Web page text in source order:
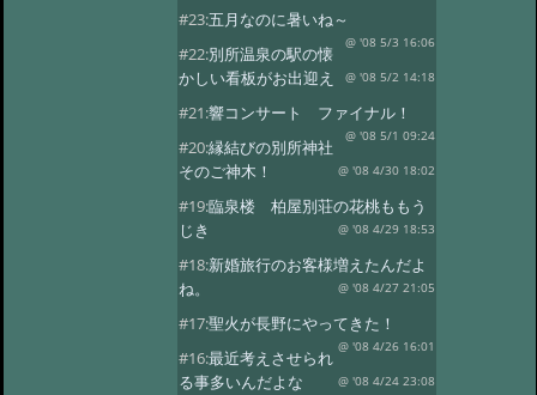
#23:五月なのに暑いね～
@ '08 5/3 16:06
#22:別所温泉の駅の懐
かしい看板がお出迎え
@ '08 5/2 14:18
#21:響コンサート ファイナル！
@ '08 5/1 09:24
#20:縁結びの別所神社
そのご神木！
@ '08 4/30 18:02
#19:臨泉楼 柏屋別荘の花桃ももう
じき
@ '08 4/29 18:53
#18:新婚旅行のお客様増えたんだよ
ね。
@ '08 4/27 21:05
#17:聖火が長野にやってきた！
@ '08 4/26 16:01
#16:最近考えさせられ
る事多いんだよな
@ '08 4/24 23:08